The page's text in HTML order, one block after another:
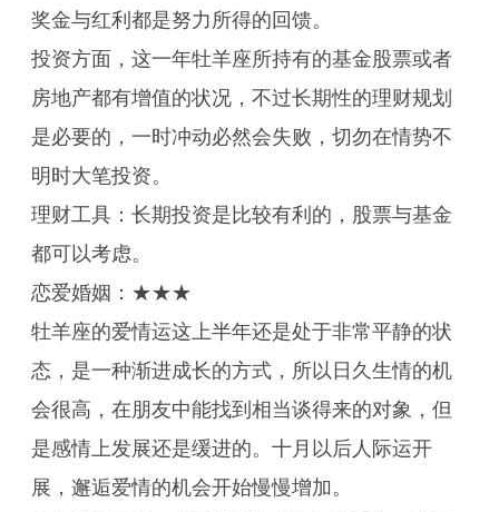
奖金与红利都是努力所得的回馈。
投资方面，这一年牡羊座所持有的基金股票或者
房地产都有增值的状况，不过长期性的理财规划
是必要的，一时冲动必然会失败，切勿在情势不
明时大笔投资。
理财工具：长期投资是比较有利的，股票与基金
都可以考虑。
恋爱婚姻：★★★
牡羊座的爱情运这上半年还是处于非常平静的状
态，是一种渐进成长的方式，所以日久生情的机
会很高，在朋友中能找到相当谈得来的对象，但
是感情上发展还是缓进的。十月以后人际运开
展，邂逅爱情的机会开始慢慢增加。